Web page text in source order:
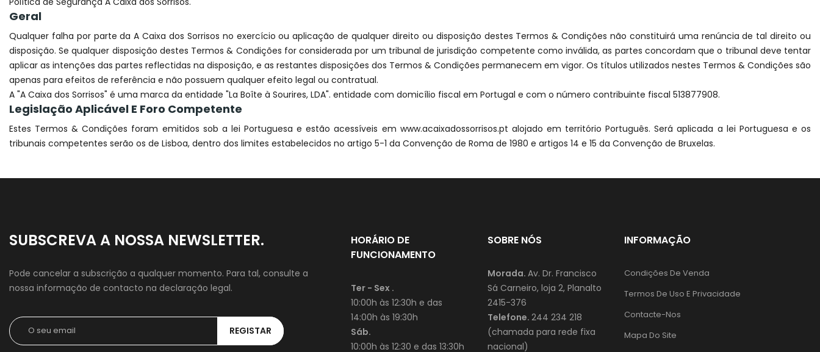
Geral
Qualquer falha por parte da A Caixa dos Sorrisos no exercício ou aplicação de qualquer direito ou disposição destes Termos & Condições não constituirá uma renúncia de tal direito ou
disposição. Se qualquer disposição destes Termos & Condições for considerada por um tribunal de jurisdição competente como inválida, as partes concordam que o tribunal deve tentar
aplicar as intenções das partes reflectidas na disposição, e as restantes disposições dos Termos & Condições permanecem em vigor. Os títulos utilizados nestes Termos & Condições são
apenas para efeitos de referência e não possuem qualquer efeito legal ou contratual.
A "A Caixa dos Sorrisos" é uma marca da entidade "La Boîte à Sourires, LDA". entidade com domicílio fiscal em Portugal e com o número contribuinte fiscal 513877908.
Legislação Aplicável E Foro Competente
Estes Termos & Condições foram emitidos sob a lei Portuguesa e estão acessíveis em www.acaixadossorrisos.pt alojado em território Português. Será aplicada a lei Portuguesa e os
tribunais competentes serão os de Lisboa, dentro dos limites estabelecidos no artigo 5-1 da Convenção de Roma de 1980 e artigos 14 e 15 da Convenção de Bruxelas.
SUBSCREVA A NOSSA NEWSLETTER.
Pode cancelar a subscrição a qualquer momento. Para tal, consulte a
nossa informação de contacto na declaração legal.
HORÁRIO DE
FUNCIONAMENTO
Ter - Sex .
10:00h às 12:30h e das
14:00h às 19:30h
Sáb.
10:00h às 12:30 e das 13:30h
SOBRE NÓS
Morada. Av. Dr. Francisco
Sá Carneiro, loja 2, Planalto
2415-376
Telefone. 244 234 218
(chamada para rede fixa
nacional)
INFORMAÇÃO
Condições De Venda
Termos De Uso E Privacidade
Contacte-Nos
Mapa Do Site